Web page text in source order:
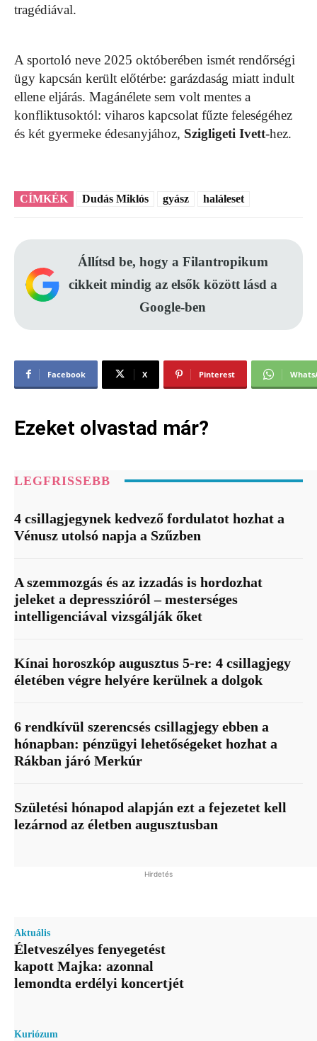
tragédiával.
A sportoló neve 2025 októberében ismét rendőrségi
ügy kapcsán került előtérbe: garázdaság miatt indult
ellene eljárás. Magánélete sem volt mentes a
konfliktusoktól: viharos kapcsolat fűzte feleségéhez
és két gyermeke édesanyjához, Szigligeti Ivett-hez.
CÍMKÉK Dudás Miklós gyász haláleset
Állítsd be, hogy a Filantropikum
cikkeit mindig az elsők között lásd a
Google-ben
Facebook X Pinterest
Ezeket olvastad már?
LEGFRISSEBB
4 csillagjegynek kedvező fordulatot hozhat a
Vénusz utolsó napja a Szűzben
A szemmozgás és az izzadás is hordozhat
jeleket a depresszióról – mesterséges
intelligenciával vizsgálják őket
Kínai horoszkóp augusztus 5-re: 4 csillagjegy
életében végre helyére kerülnek a dolgok
6 rendkívül szerencsés csillagjegy ebben a
hónapban: pénzügyi lehetőségeket hozhat a
Rákban járó Merkúr
Születési hónapod alapján ezt a fejezetet kell
lezárnod az életben augusztusban
Hirdetés
Aktuális
Életveszélyes fenyegetést
kapott Majka: azonnal
lemondta erdélyi koncertjét
Kuriózum